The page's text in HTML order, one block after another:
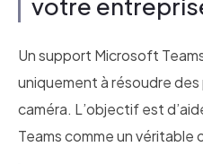
votre
Un support Microsoft
uniquement à résoudre
caméra. L’objectif est
Teams comme un véritable